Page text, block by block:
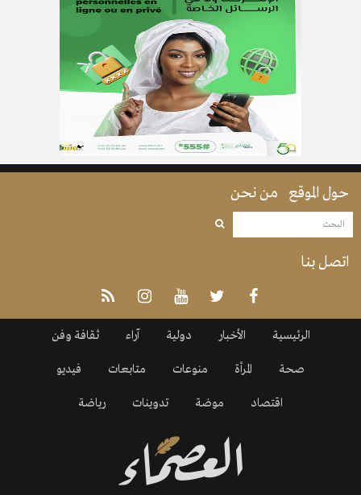
حول الموقع من نحن
اتصل بنا
الرئيسية الأخبار دولية آراء ثقافة وفن
صحة المرأة منوعات متابعات فيديو
اقتصاد موضة تدوينات رياضة